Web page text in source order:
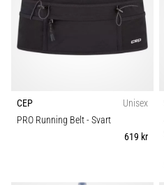
CEP
Unisex
PRO Running Belt- Svart
619 kr